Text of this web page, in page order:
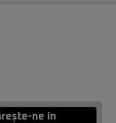
ne in